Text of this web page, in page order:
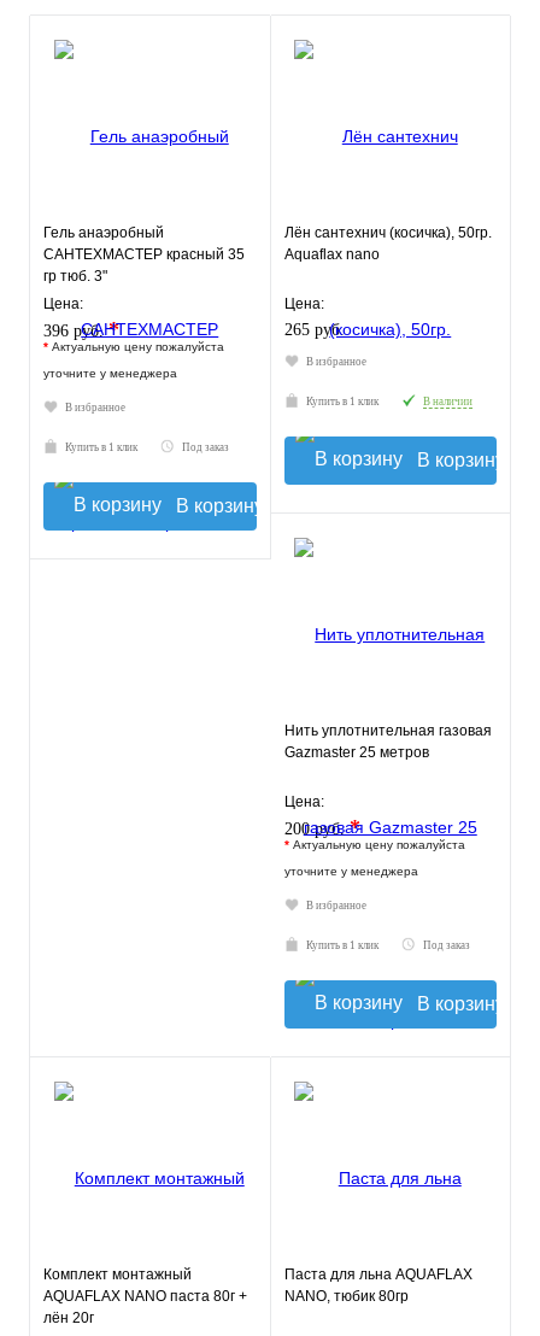
Гель анаэробный
САНТЕХМАСТЕР красный 35
гр тюб. 3"
Цена:
396 руб.*
* Актуальную цену пожалуйста
уточните у менеджера
В избранное
Купить в 1 клик Под заказ
В корзину
Лён сантехнич (косичка), 50гр.
Aquaflax nano
Цена:
265 руб.
В избранное
Купить в 1 клик В наличии
В корзину
Нить уплотнительная газовая
Gazmaster 25 метров
Цена:
200 руб.*
* Актуальную цену пожалуйста
уточните у менеджера
В избранное
Купить в 1 клик Под заказ
В корзину
Комплект монтажный
AQUAFLAX NANO паста 80г +
лён 20г
Паста для льна AQUAFLAX
NANO, тюбик 80гр